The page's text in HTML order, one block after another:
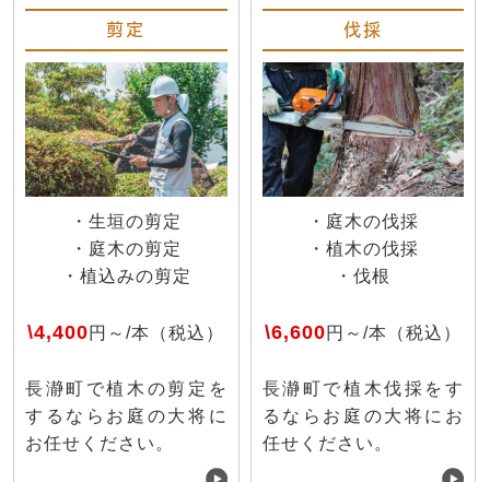
剪定
・生垣の剪定
・庭木の剪定
・植込みの剪定
\4,400円～/本（税込）
長瀞町で植木の剪定を
するならお庭の大将に
お任せください。
伐採
・庭木の伐採
・植木の伐採
・伐根
\6,600円～/本（税込）
長瀞町で植木伐採をす
るならお庭の大将にお
任せください。